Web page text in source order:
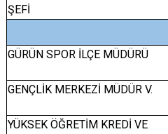
ŞEFİ
GÜRÜN SPOR İLÇE MÜDÜRÜ
GENÇLİK MERKEZİ MÜDÜR V.
YÜKSEK ÖĞRETİM KREDİ VE